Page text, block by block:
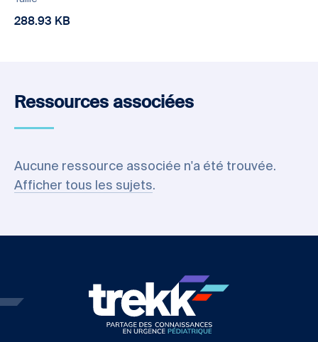
288.93 KB
Ressources associées
Aucune ressource associée n'a été trouvée.
Afficher tous les sujets.